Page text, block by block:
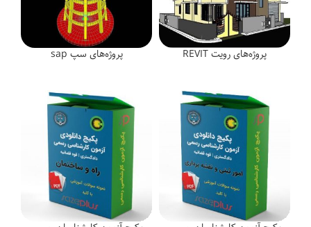
پروژه‌های رویت REVIT پروژه‌های سپ sap